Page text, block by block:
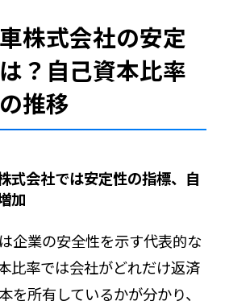
株式会社の安定
？自己資本比率
推移
式会社では安定性の指標、自
加
企業の安全性を示す代表的な
比率では会社がどれだけ返済
を所有しているかが分かり、